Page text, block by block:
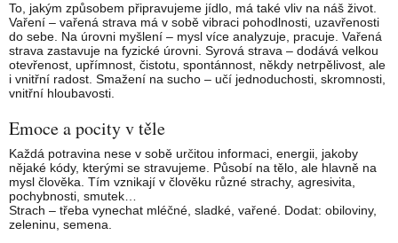
To, jakým způsobem připravujeme jídlo, má také vliv na náš život.
Vaření – vařená strava má v sobě vibraci pohodlnosti, uzavřenosti
do sebe. Na úrovni myšlení – mysl více analyzuje, pracuje. Vařená
strava zastavuje na fyzické úrovni. Syrová strava – dodává velkou
otevřenost, upřímnost, čistotu, spontánnost, někdy netrpělivost, ale
i vnitřní radost. Smažení na sucho – učí jednoduchosti, skromnosti,
vnitřní hloubavosti.
Emoce a pocity v těle
Každá potravina nese v sobě určitou informaci, energii, jakoby
nějaké kódy, kterými se stravujeme. Působí na tělo, ale hlavně na
mysl člověka. Tím vznikají v člověku různé strachy, agresivita,
pochybnosti, smutek…
Strach – třeba vynechat mléčné, sladké, vařené. Dodat: obiloviny,
zeleninu, semena.